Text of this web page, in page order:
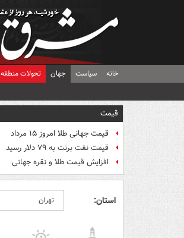
خانه سیاست جهان تحولات منطقه
قیمت
قیمت جهانی طلا امروز ۱۵ مرداد
قیمت نفت برنت به ۷۹ دلار رسید
افزایش قیمت طلا و نقره جهانی
استان: